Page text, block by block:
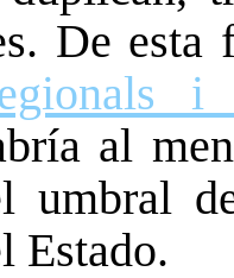
De
al
umbral
Estado.